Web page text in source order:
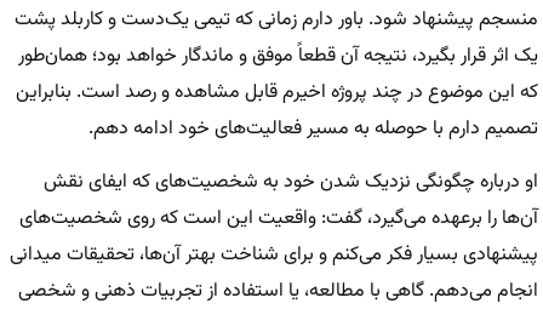
منسجم پیشنهاد شود. باور دارم زمانی که تیمی یک‌دست و کاربلد پشت
یک اثر قرار بگیرد، نتیجه آن قطعاً موفق و ماندگار خواهد بود؛ همان‌طور
که این موضوع در چند پروژه اخیرم قابل مشاهده و رصد است. بنابراین
تصمیم دارم با حوصله به مسیر فعالیت‌های خود ادامه دهم.
او درباره چگونگی‌ نزدیک شدن خود به شخصیت‌های که ایفای نقش
آن‌ها را برعهده می‌گیرد، گفت: واقعیت این است که روی شخصیت‌های
پیشنهادی بسیار فکر می‌کنم و برای شناخت بهتر آن‌ها، تحقیقات میدانی
انجام می‌دهم. گاهی با مطالعه، یا استفاده از تجربیات ذهنی و شخصی